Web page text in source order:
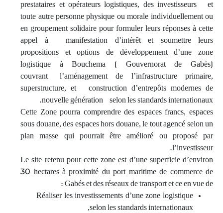
prestataires et opérateurs logistiques, des investisseurs et
toute autre personne physique ou morale individuellement ou
en groupement solidaire pour formuler leurs réponses à cette
appel à manifestation d’intérêt et soumettre leurs
propositions et options de développement d’une zone
logistique à Bouchema ( Gouvernorat de Gabès)
couvrant l’aménagement de l’infrastructure primaire,
superstructure, et construction d’entrepôts modernes de
nouvelle génération selon les standards internationaux.
Cette Zone pourra comprendre des espaces francs, espaces
sous douane, des espaces hors douane, le tout agencé selon un
plan masse qui pourrait être amélioré ou proposé par
l’investisseur.
Le site retenu pour cette zone est d’une superficie d’environ
30 hectares à proximité du port maritime de commerce de
Gabés et des réseaux de transport et ce en vue de :
Réaliser les investissements d’une zone logistique
selon les standards internationaux,